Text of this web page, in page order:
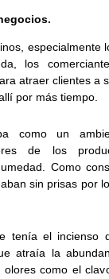
especialmente
los
atraer clientes a
por más tiempo.
como un
de los
Como
sin prisas por
tenía el incienso
atraía la
olores como el